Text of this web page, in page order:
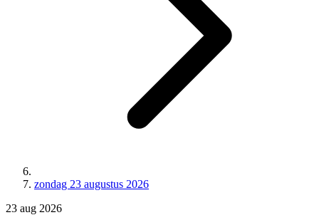
zondag 23 augustus 2026
23 aug 2026